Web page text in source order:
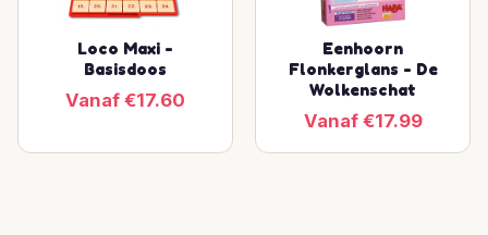
Loco Maxi -
Basisdoos
Vanaf €17.60
Eenhoorn
Flonkerglans - De
Wolkenschat
Vanaf €17.99